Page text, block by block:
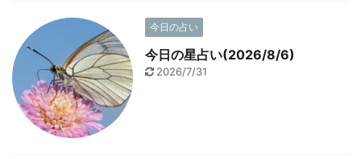
今日の占い
今日の星占い(2026/8/6)
2026/7/31